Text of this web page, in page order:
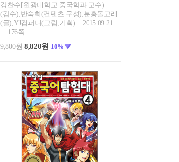
강찬수[원광대학교 중국학과 교수)
(감수),반숙희(컨텐츠 구성),분홍돌고래
(글),YJ컴퍼니(그림,기획)
2015.09.21
176쪽
9,800원 8,820원 10%